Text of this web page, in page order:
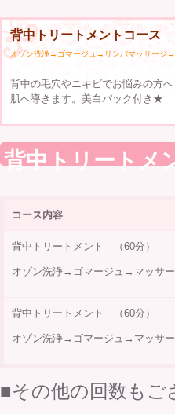
背中トリートメントコース
オゾン洗浄→ゴマージュ→リンパマッサージ→
背中の毛穴やニキビでお悩みの方
肌へ導きます。美白パック付き★
背中トリートメ
コース内容
背中トリートメント （60分）
オゾン洗浄→ゴマージュ→マッサ
背中トリートメント （60分）
オゾン洗浄→ゴマージュ→マッサ
■その他の回数もご